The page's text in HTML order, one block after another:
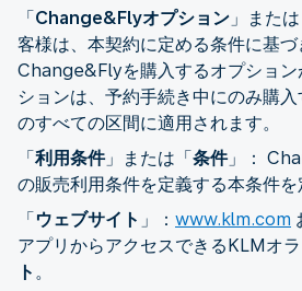
「Change&Flyオプション 」また
客様は、本契約に定める条件に基
Change&Flyを購入するオプション
ションは、予約手続き中にのみ購
のすべての区間に適用されます。
「利用条件」または「条件」：
の販売利用条件を定義する本条件を
「ウェブサイト 」： www.klm.com
アプリからアクセスできるKLMオ
ト 。